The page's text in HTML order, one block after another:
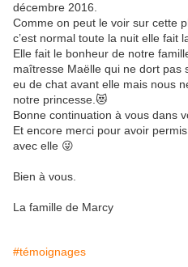
décembre 2016.
Comme on peut le voir sur cette
c’est normal toute la nuit elle fait
Elle fait le bonheur de notre
maîtresse Maëlle qui ne dort pas
eu de chat avant elle mais nous
notre princesse.😻
Bonne continuation à vous dans
Et encore merci pour avoir
avec elle 😜
Bien à vous.
La famille de Marcy
#témoignages